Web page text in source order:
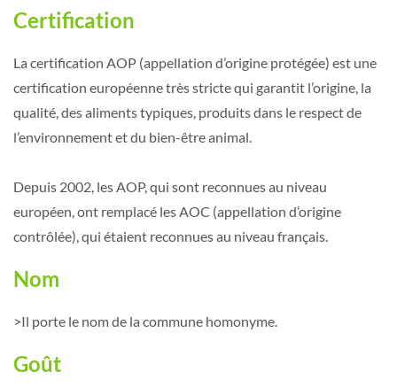
Certification
La certification AOP (appellation d’origine protégée) est une
certification européenne très stricte qui garantit l’origine, la
qualité, des aliments typiques, produits dans le respect de
l’environnement et du bien-être animal.
Depuis 2002, les AOP, qui sont reconnues au niveau
européen, ont remplacé les AOC (appellation d’origine
contrôlée), qui étaient reconnues au niveau français.
Nom
>Il porte le nom de la commune homonyme.
Goût